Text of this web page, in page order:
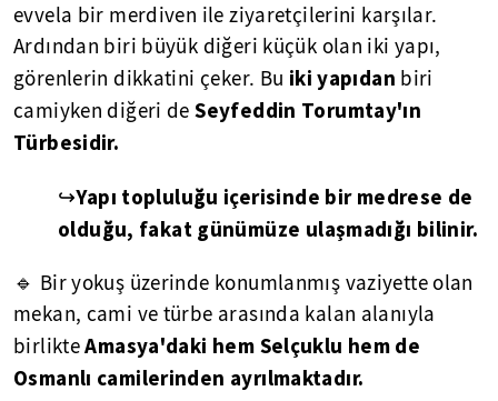
evvela bir merdiven ile ziyaretçilerini karşılar.
Ardından biri büyük diğeri küçük olan iki yapı,
görenlerin dikkatini çeker. Bu iki yapıdan biri
camiyken diğeri deSeyfeddin Torumtay'ın
Türbesidir.
↪Yapı topluluğu içerisinde bir medrese de
olduğu, fakat günümüze ulaşmadığı bilinir.
🔹 Bir yokuş üzerinde konumlanmış vaziyette olan
mekan, cami ve türbe arasında kalan alanıyla
birlikteAmasya'daki hem Selçuklu hem de
Osmanlı camilerinden ayrılmaktadır.